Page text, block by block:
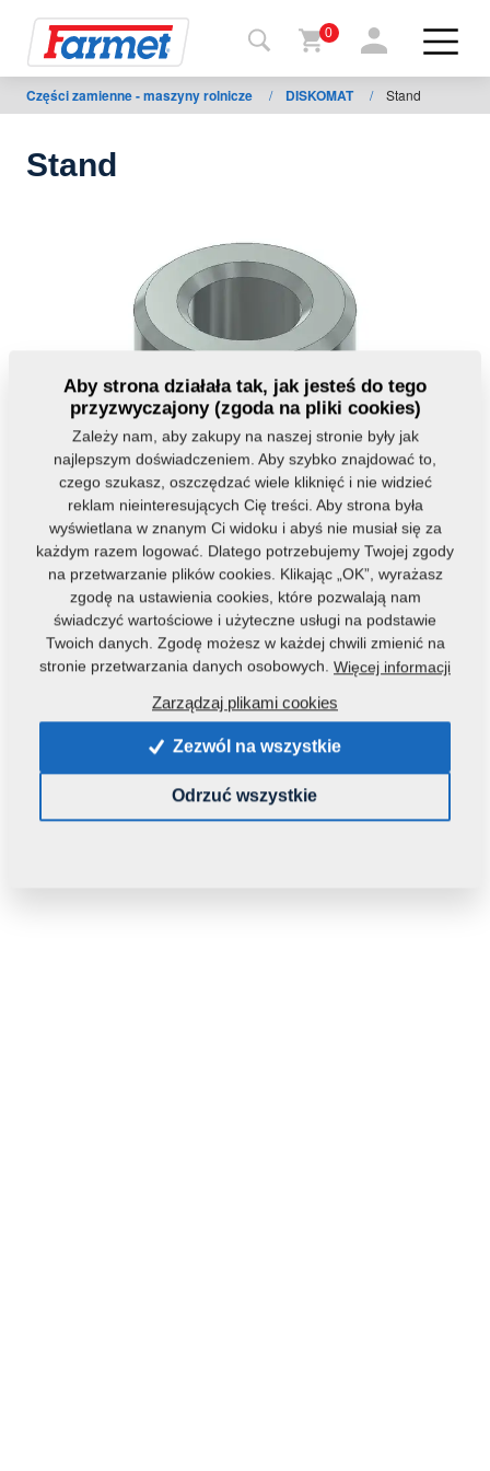
Powrót
do
pobrania
0
Części zamienne - maszyny rolnicze / DISKOMAT / Stand
Stand
Kod produktu: 4007560
Tą część można zastosować również w maszynach:
0,1800 Kg
Aby strona działała tak, jak jesteś do tego
przyzwyczajony (zgoda na pliki cookies)
Zależy nam, aby zakupy na naszej stronie były jak
najlepszym doświadczeniem. Aby szybko znajdować to,
czego szukasz, oszczędzać wiele kliknięć i nie widzieć
reklam nieinteresujących Cię treści. Aby strona była
wyświetlana w znanym Ci widoku i abyś nie musiał się za
każdym razem logować. Dlatego potrzebujemy Twojej zgody
na przetwarzanie plików cookies. Klikając „OK”, wyrażasz
zgodę na ustawienia cookies, które pozwalają nam
świadczyć wartościowe i użyteczne usługi na podstawie
Twoich danych. Zgodę możesz w każdej chwili zmienić na
stronie przetwarzania danych osobowych. Więcej informacji
Zarządzaj plikami cookies
Zezwól na wszystkie
Odrzuć wszystkie